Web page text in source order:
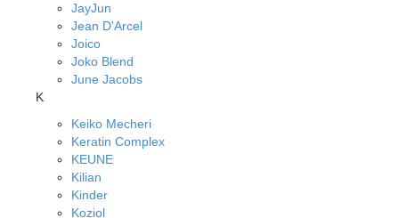
JayJun
Jean D'Arcel
Joico
Joko Blend
June Jacobs
K
Keiko Mecheri
Keratin Complex
KEUNE
Kilian
Kinder
Koziol